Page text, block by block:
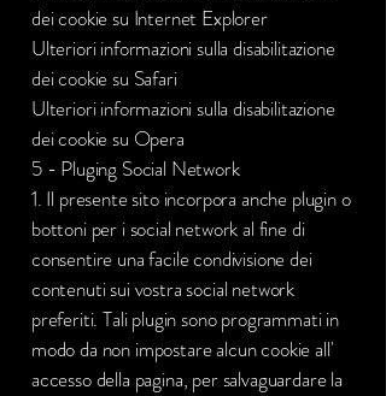
dei cookie su Internet Explorer
Ulteriori informazioni sulla disabilitazione
dei cookie su Safari
Ulteriori informazioni sulla disabilitazione
dei cookie su Opera
5 - Pluging Social Network
1. Il presente sito incorpora anche plugin o
bottoni per i social network al fine di
consentire una facile condivisione dei
contenuti sui vostra social network
preferiti. Tali plugin sono programmati in
modo da non impostare alcun cookie all'
accesso della pagina, per salvaguardare la